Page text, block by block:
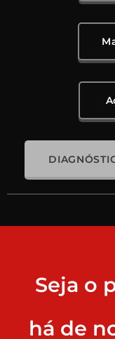
Seja o
há de